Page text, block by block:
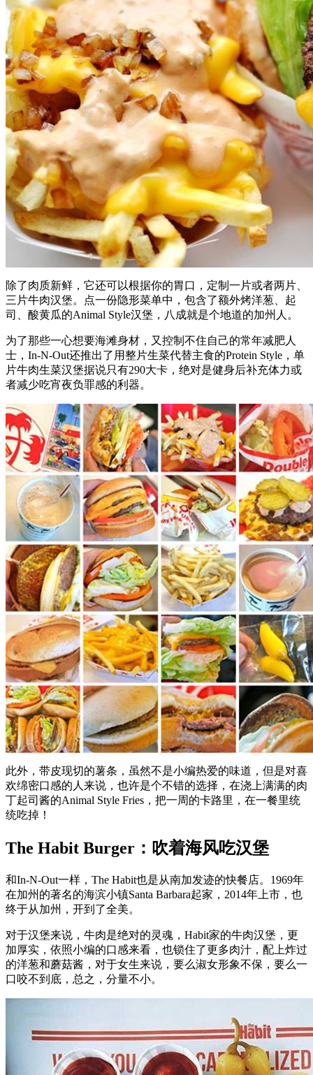
除了肉质新鲜，它还可以根据你的胃口，定制一片或者两片、
三片牛肉汉堡。点一份隐形菜单中，包含了额外烤洋葱、起
司、酸黄瓜的Animal Style汉堡，八成就是个地道的加州人。
为了那些一心想要海滩身材，又控制不住自己的常年减肥人
士，In-N-Out还推出了用整片生菜代替主食的Protein Style，单
片牛肉生菜汉堡据说只有290大卡，绝对是健身后补充体力或
者减少吃宵夜负罪感的利器。
此外，带皮现切的薯条，虽然不是小编热爱的味道，但是对喜
欢绵密口感的人来说，也许是个不错的选择，在浇上满满的肉
丁起司酱的Animal Style Fries，把一周的卡路里，在一餐里统
统吃掉！
The Habit Burger：吹着海风吃汉堡
和In-N-Out一样，The Habit也是从南加发迹的快餐店。1969年
在加州的著名的海滨小镇Santa Barbara起家，2014年上市，也
终于从加州，开到了全美。
对于汉堡来说，牛肉是绝对的灵魂，Habit家的牛肉汉堡，更
加厚实，依照小编的口感来看，也锁住了更多肉汁，配上炸过
的洋葱和蘑菇酱，对于女生来说，要么淑女形象不保，要么一
口咬不到底，总之，分量不小。